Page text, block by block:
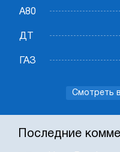
А80
ДТ
ГАЗ
Смотреть
Последние